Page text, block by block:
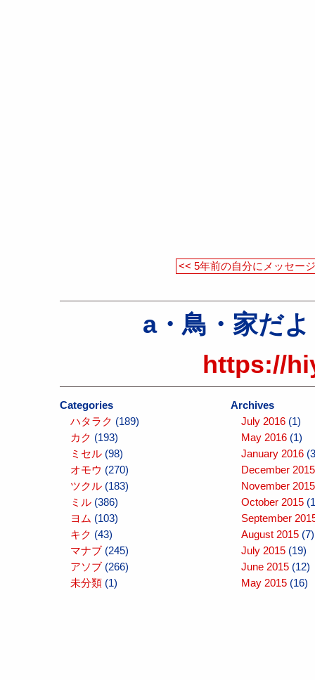
<< 5年前の自分にメッセー
a・鳥・家だ
https://
Categories
ハタラク (189)
カク (193)
ミセル(98)
オモウ (270)
ツクル(183)
ミル(386)
ヨム (103)
キク (43)
マナブ(245)
アソブ(266)
未分類(1)
Archives
July 2016(1)
May 2016(1)
January 2016
December 2015
November 2015
October 2015
September
August 2015(7)
July 2015(19)
June 2015(12)
May 2015(16)